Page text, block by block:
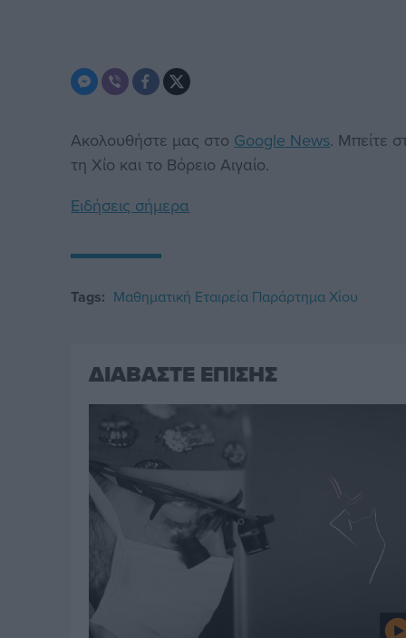
Ακολουθήστε μας στο Google News. Μπείτε
τη Χίο και το Βόρειο Αιγαίο.
Ειδήσεις σήμερα
Tags: Μαθηματική Εταιρεία Παράρτημα Χίου
ΔΙΑΒΑΣΤΕ ΕΠΙΣΗΣ